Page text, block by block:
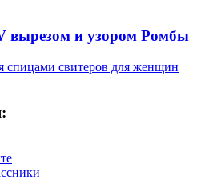
вырезом и узором Ромбы
спицами свитеров для женщин